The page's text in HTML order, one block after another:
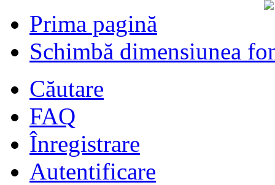
Prima pagină
Schimbă dimensiunea
Căutare
FAQ
Înregistrare
Autentificare